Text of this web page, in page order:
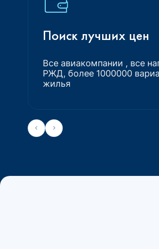
Поиск лучших цен
Все авиакомпании , все
РЖД, более 1000000
жилья